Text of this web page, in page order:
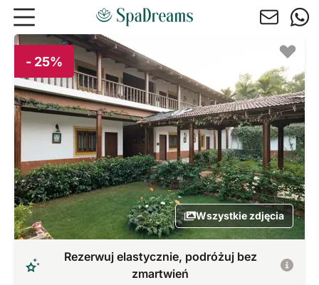
Przejdź do głównej treści
- 25%
Wszystkie zdjęcia
Rezerwuj elastycznie, podróżuj bez
zmartwień